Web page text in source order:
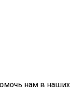
нам в наших